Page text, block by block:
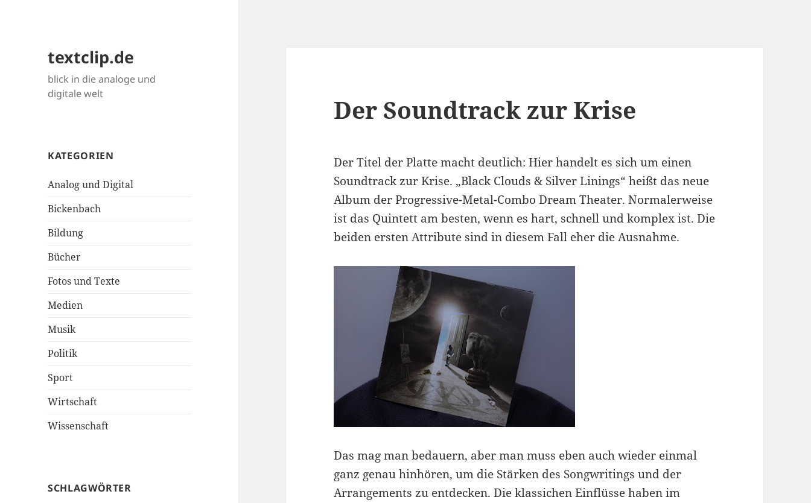
textclip.de
blick in die analoge und
digitale welt
KATEGORIEN
Analog und Digital
Bickenbach
Bildung
Bücher
Fotos und Texte
Medien
Musik
Politik
Sport
Wirtschaft
Wissenschaft
SCHLAGWÖRTER
Der Soundtrack zur Krise
Der Titel der Platte macht deutlich: Hier handelt es sich um einen
Soundtrack zur Krise. „Black Clouds & Silver Linings“ heißt das neue
Album der Progressive-Metal-Combo Dream Theater. Normalerweise
ist das Quintett am besten, wenn es hart, schnell und komplex ist. Die
beiden ersten Attribute sind in diesem Fall eher die Ausnahme.
Das mag man bedauern, aber man muss eben auch wieder einmal
ganz genau hinhören, um die Stärken des Songwritings und der
Arrangements zu entdecken. Die klassichen Einflüsse haben im